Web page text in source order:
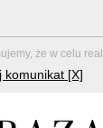
że w celu
komunikat [X]